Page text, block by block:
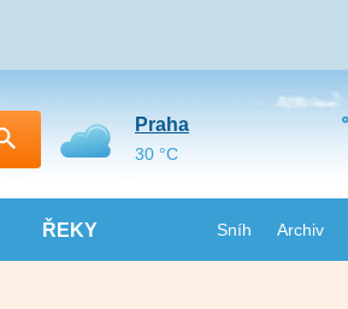
ŘEKY Sníh Archiv
Praha
30 °C